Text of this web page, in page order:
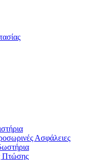
Ασφάλειες
Πτώσης